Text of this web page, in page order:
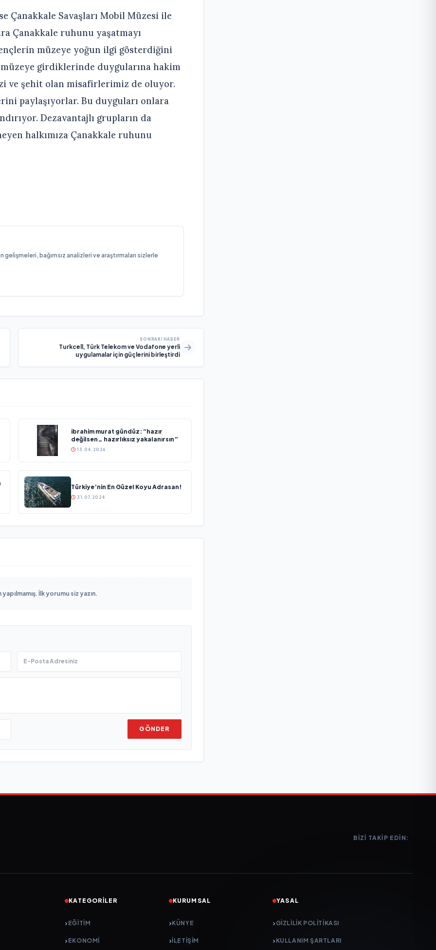
Çanakkale Savaşları Mobil Müzesi ile
Çanakkale ruhunu yaşatmayı
müzeye yoğun ilgi gösterdiğini
girdiklerinde duygularına hakim
ve şehit olan misafirlerimiz de oluyor.
paylaşıyorlar. Bu duyguları onlara
Dezavantajlı grupların da
halkımıza Çanakkale ruhunu
gelişmeleri, bağımsız analizleri ve araştırmaları sizlerle
SONRAKI HABER
Turkcell, Türk Telekom ve Vodafone yerli
uygulamalar için güçlerini birleştirdi
ibrahim murat gündüz: “hazır
değilsen… hazırlıksız yakalanırsın”
13.04.2026
Türkiye’nin En Güzel Koyu Adrasan!
31.07.2024
İlk yorumu siz yazın.
GÖNDER
BIZI TAKIP EDIN:
KATEGORILER
EĞITIM
EKONOMI
KURUMSAL
KÜNYE
İLETIŞIM
YASAL
GIZLILIK POLITIKASI
KULLANIM ŞARTLARI